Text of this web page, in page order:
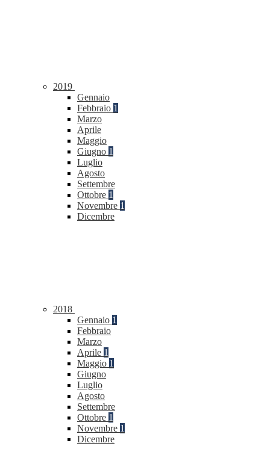
2019
Gennaio
Febbraio 1
Marzo
Aprile
Maggio
Giugno 1
Luglio
Agosto
Settembre
Ottobre 1
Novembre 1
Dicembre
2018
Gennaio 1
Febbraio
Marzo
Aprile 1
Maggio 1
Giugno
Luglio
Agosto
Settembre
Ottobre 1
Novembre 1
Dicembre